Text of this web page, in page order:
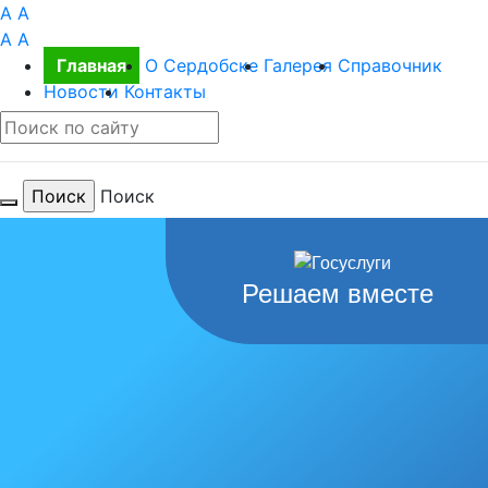
A A
A A
Главная
О Сердобске Галерея Справочник
Новости Контакты
Поиск
Решаем вместе
Для тебя